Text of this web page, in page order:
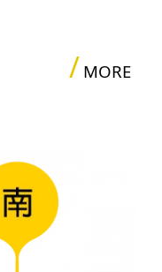
/ MORE